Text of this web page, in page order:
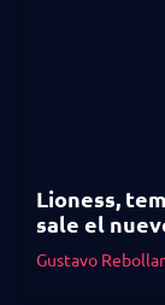
Lioness,
sale el
Gustavo